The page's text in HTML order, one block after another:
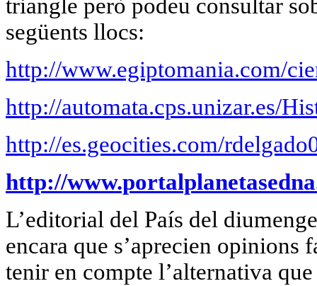
triangle però podeu consultar
següents llocs:
http://www.egiptomania.com/
http://automata.cps.unizar.es/
http://es.geocities.com/
http://
L’editorial del País del
encara que s’aprecien opinions
tenir en compte l’alternativa